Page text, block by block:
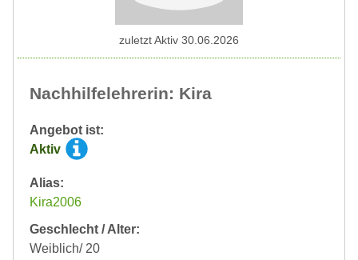
Nachhilfelehrerin: Kira
Angebot ist:
Aktiv
Alias:
Kira2006
Geschlecht / Alter:
Weiblich/ 20
zuletzt Aktiv 30.06.2026